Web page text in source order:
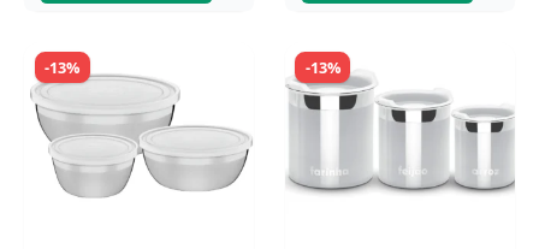
-13% -13%